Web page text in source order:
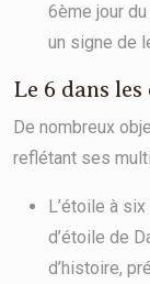
6ème jour
un signe de
Le 6 dans
De nombreux
reflétant ses
L’étoile à
d’étoile de
d’histoire,